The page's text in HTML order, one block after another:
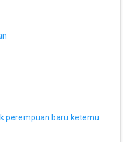
perempuan baru ketemu